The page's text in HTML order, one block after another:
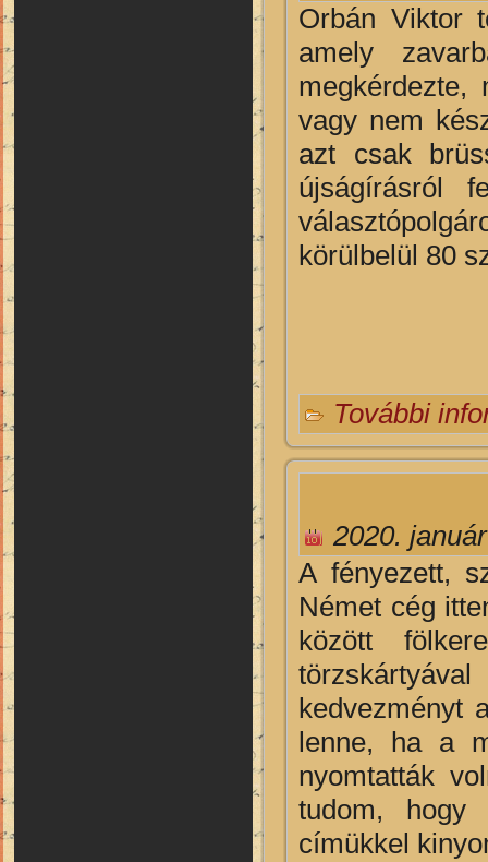
Orbán Viktor
amely
megkérdezte,
vagy nem
azt csak
újságírásról
körülbelül 80
További
2020.
A fényezett,
Német cég
között
kedvezményt
lenne, ha a
nyomtatták
tudom, hogy
címükkel